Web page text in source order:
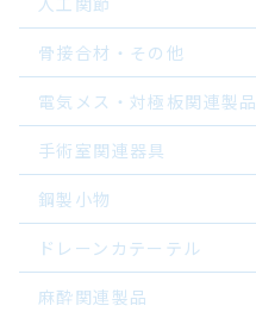
骨接合材・その他
電気メス・対極板関連製品
手術室関連器具
鋼製小物
ドレーンカテーテル
麻酔関連製品